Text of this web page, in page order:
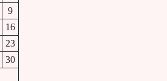
9
16
23
30